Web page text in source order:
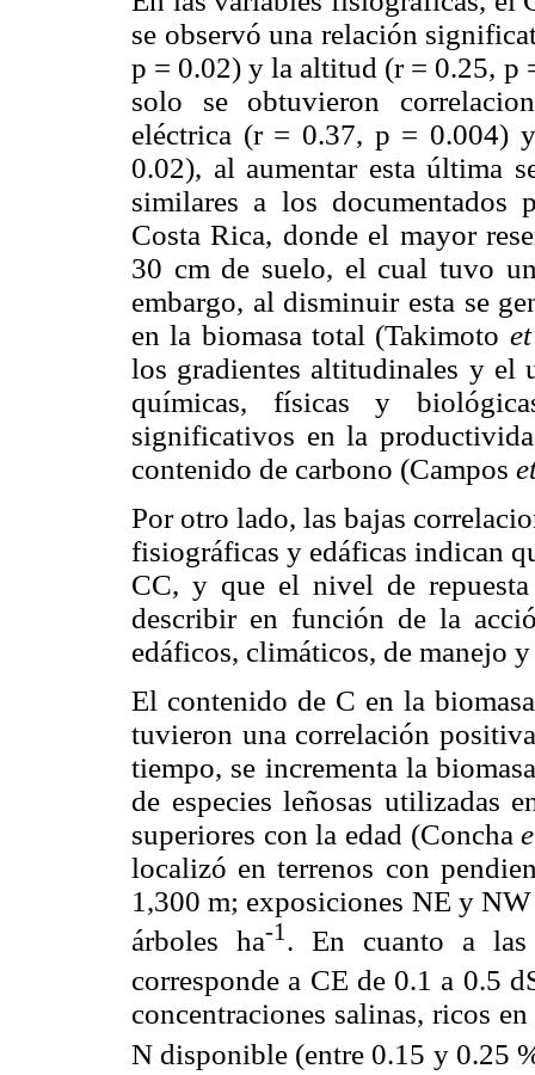
se observó una relación
p = 0.02) y la altitud (r = 0.25, p
solo se obtuvieron
eléctrica (r = 0.37, p = 0.004)
0.02), al aumentar esta última
similares a los documentados
Costa Rica, donde el mayor
30 cm de suelo, el cual tuvo
embargo, al disminuir esta se
en la biomasa total (Takimoto
los gradientes altitudinales y el
químicas, físicas y
significativos en la
contenido de carbono (Campos
Por otro lado, las bajas
fisiográficas y edáficas indican
CC, y que el nivel de
describir en función de la
edáficos, climáticos, de manejo
El contenido de C en la
tuvieron una correlación
tiempo, se incrementa la
de especies leñosas utilizadas
superiores con la edad (Concha
localizó en terrenos con
1,300 m; exposiciones NE y
árboles ha-1 . En cuanto a las
corresponde a CE de 0.1 a 0.5
concentraciones salinas, ricos
N disponible (entre 0.15 y 0.25